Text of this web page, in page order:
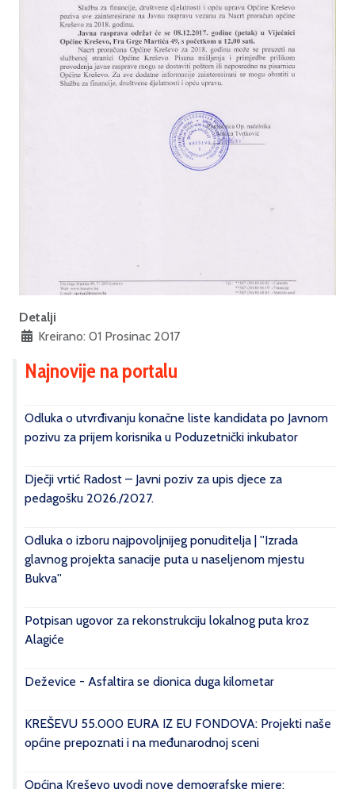
Detalji
Kreirano: 01 Prosinac 2017
Najnovije na portalu
Odluka o utvrđivanju konačne liste kandidata po Javnom
pozivu za prijem korisnika u Poduzetnički inkubator
Dječji vrtić Radost – Javni poziv za upis djece za
pedagošku 2026./2027.
Odluka o izboru najpovoljnijeg ponuditelja | ''Izrada
glavnog projekta sanacije puta u naseljenom mjestu
Bukva''
Potpisan ugovor za rekonstrukciju lokalnog puta kroz
Alagiće
Deževice - Asfaltira se dionica duga kilometar
KREŠEVU 55.000 EURA IZ EU FONDOVA: Projekti naše
općine prepoznati i na međunarodnoj sceni
Općina Kreševo uvodi nove demografske mjere: